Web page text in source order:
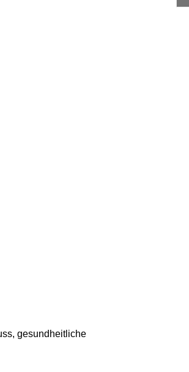
gesundheitliche